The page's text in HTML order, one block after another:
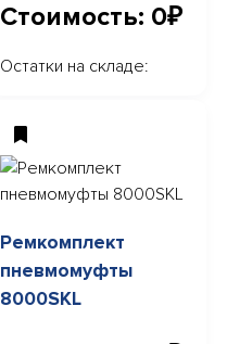
Стоимость: 0₽
Остатки на складе:
Ремкомплект
пневмомуфты
8000SKL